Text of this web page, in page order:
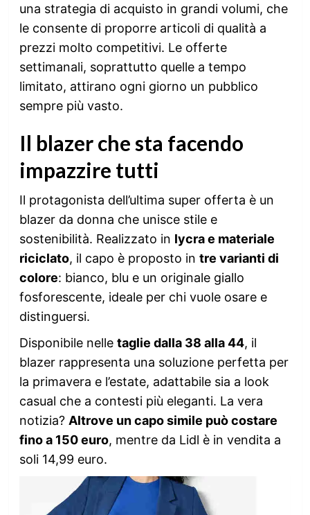
una strategia di acquisto in grandi volumi, che
le consente di proporre articoli di qualità a
prezzi molto competitivi. Le offerte
settimanali, soprattutto quelle a tempo
limitato, attirano ogni giorno un pubblico
sempre più vasto.
Il blazer che sta facendo
impazzire tutti
Il protagonista dell’ultima super offerta è un
blazer da donna che unisce stile e
sostenibilità. Realizzato in lycra e materiale
riciclato, il capo è proposto in tre varianti di
colore: bianco, blu e un originale giallo
fosforescente, ideale per chi vuole osare e
distinguersi.
Disponibile nelle taglie dalla 38 alla 44, il
blazer rappresenta una soluzione perfetta per
la primavera e l’estate, adattabile sia a look
casual che a contesti più eleganti. La vera
notizia? Altrove un capo simile può costare
fino a 150 euro, mentre da Lidl è in vendita a
soli 14,99 euro.